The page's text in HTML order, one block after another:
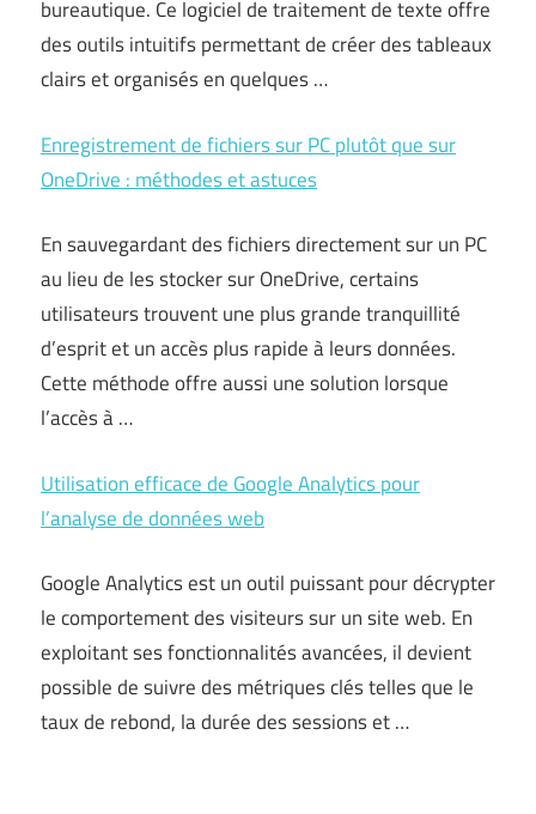
bureautique. Ce logiciel de traitement de texte offre
des outils intuitifs permettant de créer des tableaux
clairs et organisés en quelques …
Enregistrement de fichiers sur PC plutôt que sur
OneDrive : méthodes et astuces
En sauvegardant des fichiers directement sur un PC
au lieu de les stocker sur OneDrive, certains
utilisateurs trouvent une plus grande tranquillité
d’esprit et un accès plus rapide à leurs données.
Cette méthode offre aussi une solution lorsque
l’accès à …
Utilisation efficace de Google Analytics pour
l’analyse de données web
Google Analytics est un outil puissant pour décrypter
le comportement des visiteurs sur un site web. En
exploitant ses fonctionnalités avancées, il devient
possible de suivre des métriques clés telles que le
taux de rebond, la durée des sessions et …